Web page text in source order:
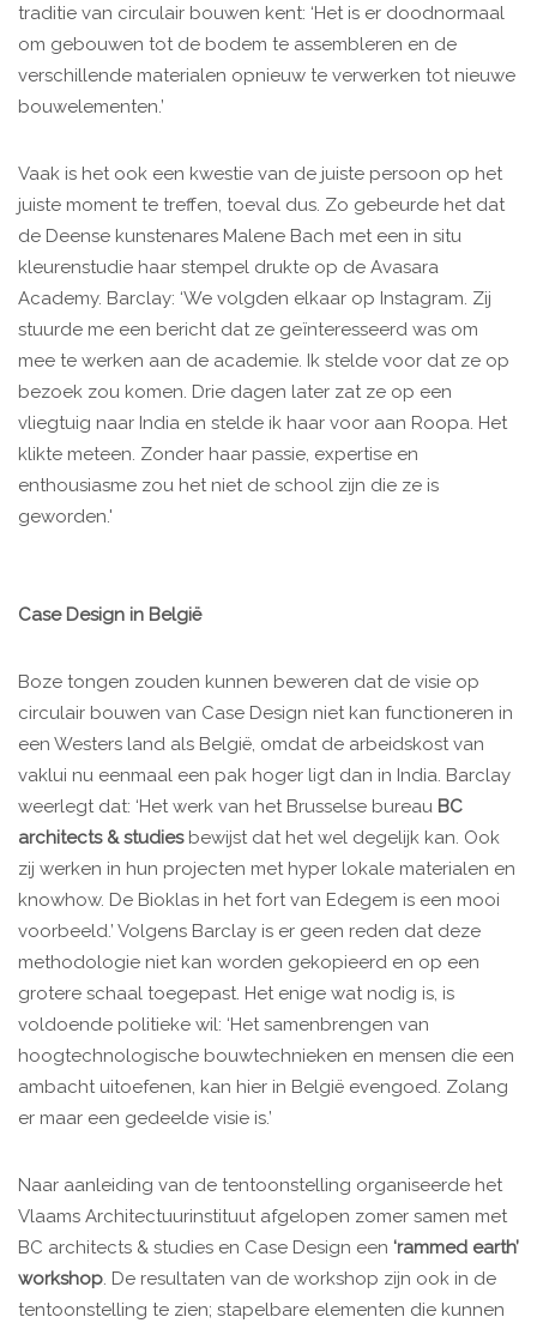
traditie van circulair bouwen kent: ‘Het is er doodnormaal
om gebouwen tot de bodem te assembleren en de
verschillende materialen opnieuw te verwerken tot nieuwe
bouwelementen.’
Vaak is het ook een kwestie van de juiste persoon op het
juiste moment te treffen, toeval dus. Zo gebeurde het dat
de Deense kunstenares Malene Bach met een in situ
kleurenstudie haar stempel drukte op de Avasara
Academy. Barclay: ‘We volgden elkaar op Instagram. Zij
stuurde me een bericht dat ze geïnteresseerd was om
mee te werken aan de academie. Ik stelde voor dat ze op
bezoek zou komen. Drie dagen later zat ze op een
vliegtuig naar India en stelde ik haar voor aan Roopa. Het
klikte meteen. Zonder haar passie, expertise en
enthousiasme zou het niet de school zijn die ze is
geworden.'
Case Design in België
Boze tongen zouden kunnen beweren dat de visie op
circulair bouwen van Case Design niet kan functioneren in
een Westers land als België, omdat de arbeidskost van
vaklui nu eenmaal een pak hoger ligt dan in India. Barclay
weerlegt dat: ‘Het werk van het Brusselse bureau BC
architects &studiesbewijst dat het wel degelijk kan. Ook
zij werken in hun projecten met hyper lokale materialen en
knowhow. De Bioklas in het fort van Edegem is een mooi
voorbeeld.’ Volgens Barclay is er geen reden dat deze
methodologie niet kan worden gekopieerd en op een
grotere schaal toegepast. Het enige wat nodig is, is
voldoende politieke wil: ‘Het samenbrengen van
hoogtechnologische bouwtechnieken en mensen die een
ambacht uitoefenen, kan hier in België evengoed. Zolang
er maar een gedeelde visie is.’
Naar aanleiding van de tentoonstelling organiseerde het
Vlaams Architectuurinstituut afgelopen zomer samen met
BC architects & studies en Case Design een ‘rammed earth’
workshop. De resultaten van de workshop zijn ook in de
tentoonstelling te zien; stapelbare elementen die kunnen